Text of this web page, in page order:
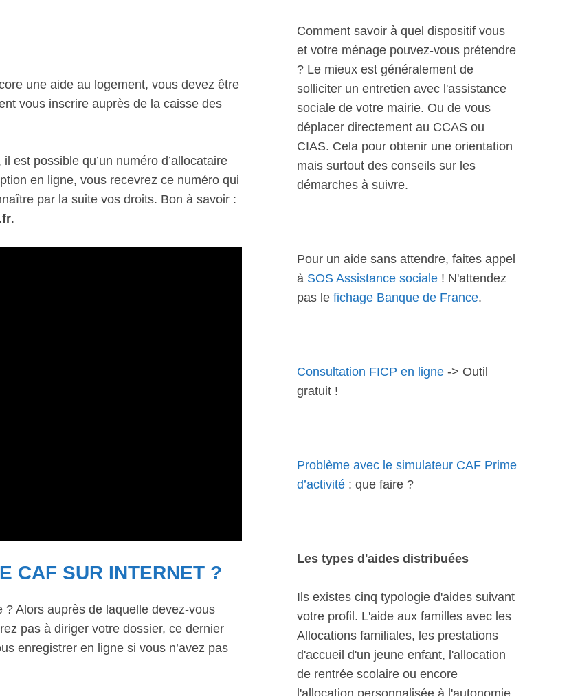
une aide au logement, vous devez être
vous inscrire auprès de la caisse des
est possible qu’un numéro d’allocataire
en ligne, vous recevrez ce numéro qui
par la suite vos droits. Bon à savoir :
.
CAF SUR INTERNET ?
? Alors auprès de laquelle devez-vous
pas à diriger votre dossier, ce dernier
enregistrer en ligne si vous n’avez pas
Comment savoir à quel dispositif vous
et votre ménage pouvez-vous prétendre
? Le mieux est généralement de
solliciter un entretien avec l'assistance
sociale de votre mairie. Ou de vous
déplacer directement au CCAS ou
CIAS. Cela pour obtenir une orientation
mais surtout des conseils sur les
démarches à suivre.
Pour un aide sans attendre, faites appel
à SOS Assistance sociale ! N'attendez
pas le fichage Banque de France.
Consultation FICP en ligne -> Outil
gratuit !
Problème avec le simulateur CAF Prime
d’activité : que faire ?
Les types d'aides distribuées
Ils existes cinq typologie d'aides suivant
votre profil. L'aide aux familles avec les
Allocations familiales, les prestations
d'accueil d'un jeune enfant, l'allocation
de rentrée scolaire ou encore
l'allocation personnalisée à l'autonomie.